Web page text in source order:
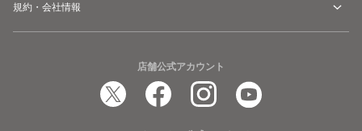
規約・会社情報
店舗公式アカウント